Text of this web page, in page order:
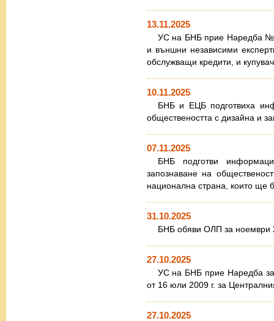
13.11.2025
УС на БНБ прие Наредба №
и външни независими
обслужващи кредити, и
10.11.2025
БНБ и ЕЦБ подготвиха
обществеността с дизайна и
07.11.2025
БНБ подготви
запознаване на
национална страна, които ще
31.10.2025
БНБ обяви ОЛП за ноември
27.10.2025
УС на БНБ прие Наредба
от 16 юли 2009 г. за
27.10.2025